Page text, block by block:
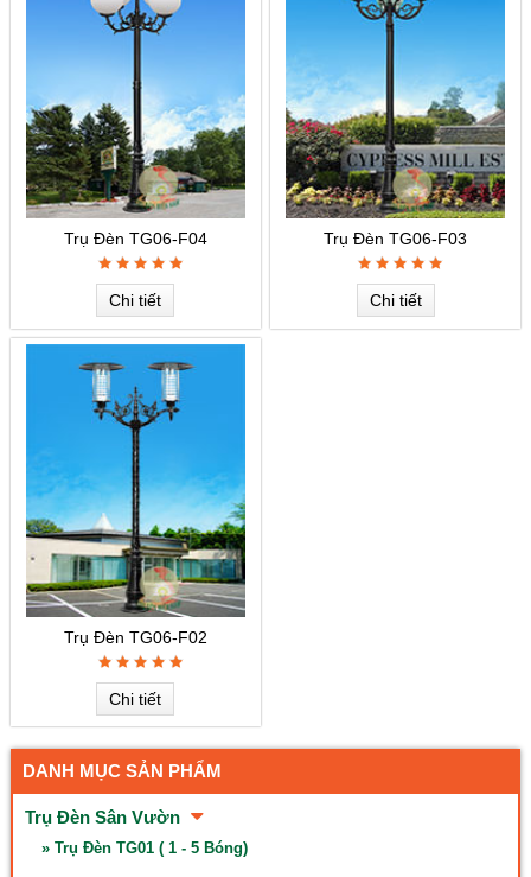
Trụ Đèn TG06-F04
Chi tiết
Trụ Đèn TG06-F03
Chi tiết
Trụ Đèn TG06-F02
Chi tiết
DANH MỤC SẢN PHẨM
Trụ Đèn Sân Vườn
» Trụ Đèn TG01 ( 1 - 5 Bóng)